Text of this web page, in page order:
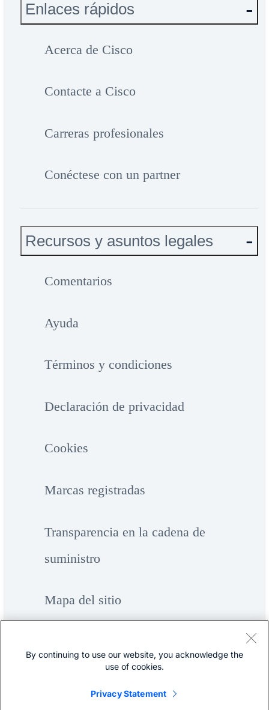
Enlaces rápidos
Acerca de Cisco
Contacte a Cisco
Carreras profesionales
Conéctese con un partner
Recursos y asuntos legales
Comentarios
Ayuda
Términos y condiciones
Declaración de privacidad
Cookies
Marcas registradas
Transparencia en la cadena de
suministro
Mapa del sitio
By continuing to use our website, you acknowledge the
use of cookies.
Privacy Statement